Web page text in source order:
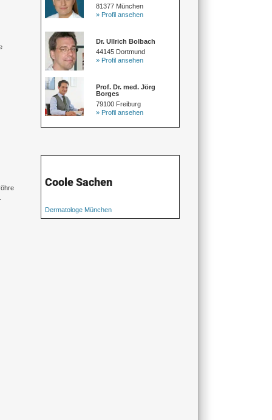
81377 München
» Profil ansehen
Dr. Ullrich Bolbach
44145 Dortmund
» Profil ansehen
Prof. Dr. med. Jörg
Borges
79100 Freiburg
» Profil ansehen
Coole Sachen
Dermatologe München